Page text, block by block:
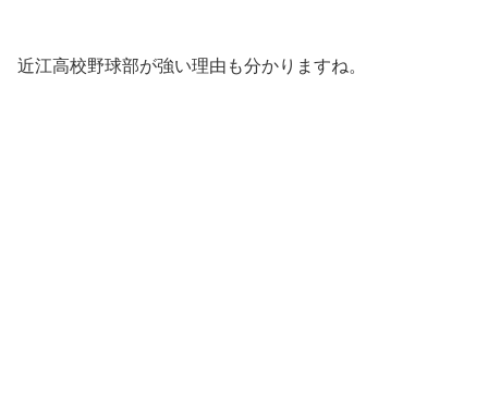
近江高校野球部が強い理由も分かりますね。